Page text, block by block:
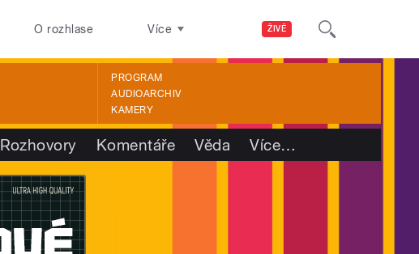
ŽIVĚ
O rozhlase Více
PROGRAM
AUDIOARCHIV
KAMERY
Rozhovory Komentáře Věda Více…